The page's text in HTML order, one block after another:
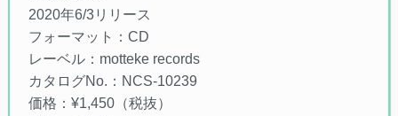
2020年6/3リリース
フォーマット：CD
レーベル：motteke records
カタログNo.：NCS-10239
価格：¥1,450（税抜）